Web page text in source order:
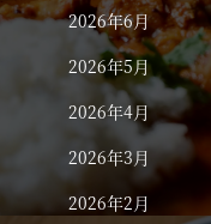
2026年6月
2026年5月
2026年4月
2026年3月
2026年2月